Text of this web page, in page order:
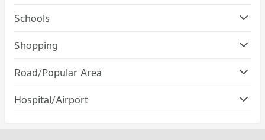
Schools
Shopping
Road/Popular Area
Condo Ramkhamhaeng Road
Condo for Rent near Ramkhamhaeng Road
Hospital/Airport